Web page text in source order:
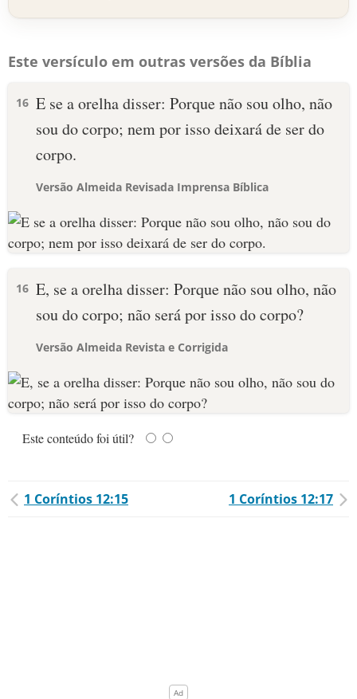
Este versículo em outras versões da Bíblia
16 E se a orelha disser: Porque não sou olho, não
sou do corpo; nem por isso deixará de ser do
corpo.
Versão Almeida Revisada Imprensa Bíblica
16 E, se a orelha disser: Porque não sou olho, não
sou do corpo; não será por isso do corpo?
Versão Almeida Revista e Corrigida
Este conteúdo foi útil?
1 Coríntios 12:15 1 Coríntios 12:17